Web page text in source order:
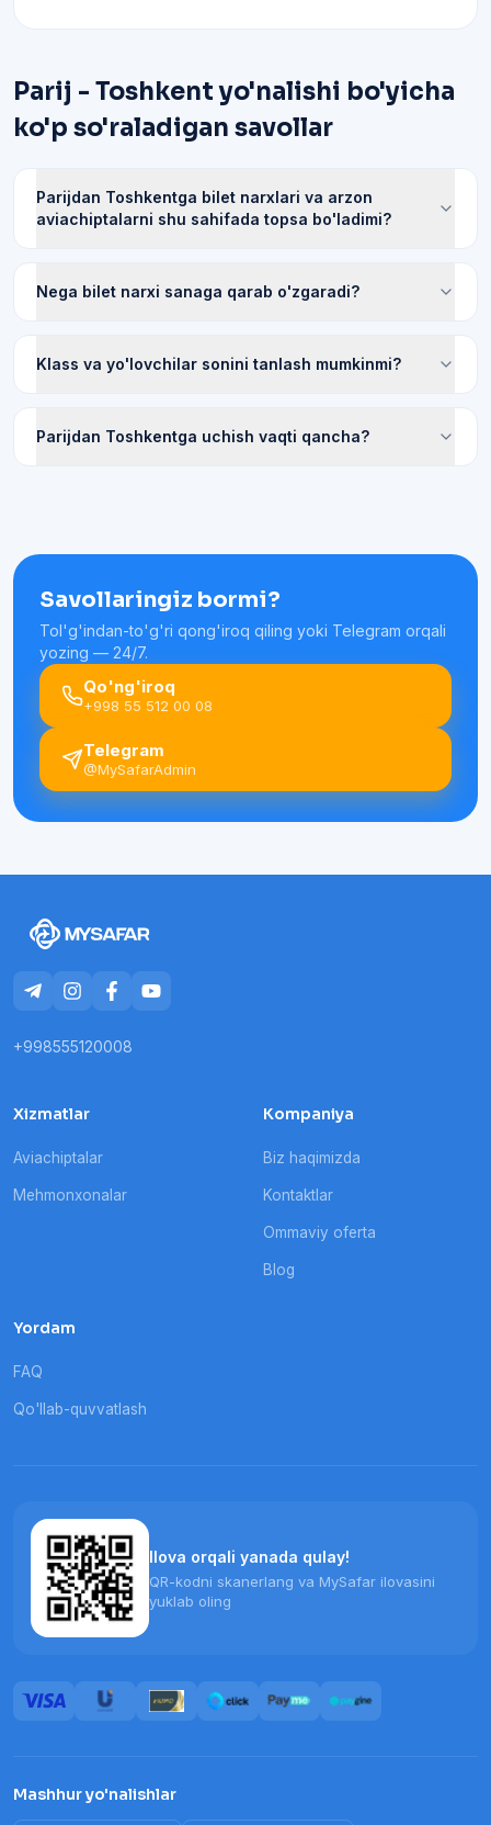
Parij - Toshkent yo'nalishi bo'yicha
ko'p so'raladigan savollar
Parijdan Toshkentga bilet narxlari va arzon
aviachiptalarni shu sahifada topsa bo'ladimi?
Nega bilet narxi sanaga qarab o'zgaradi?
Klass va yo'lovchilar sonini tanlash mumkinmi?
Parijdan Toshkentga uchish vaqti qancha?
Savollaringiz bormi?
Tol'g'indan-to'g'ri qong'iroq qiling yoki Telegram orqali
yozing — 24/7.
Qo'ng'iroq
+998 55 512 00 08
Telegram
@MySafarAdmin
+998555120008
Xizmatlar
Aviachiptalar
Mehmonxonalar
Kompaniya
Biz haqimizda
Kontaktlar
Ommaviy oferta
Blog
Yordam
FAQ
Qo'llab-quvvatlash
Ilova orqali yanada qulay!
QR-kodni skanerlang va MySafar ilovasini
yuklab oling
Mashhur yo'nalishlar